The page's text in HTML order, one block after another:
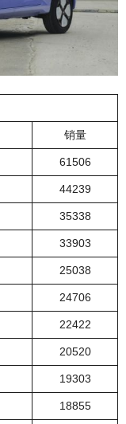
销量
61506
44239
35338
33903
25038
24706
22422
20520
19303
18855